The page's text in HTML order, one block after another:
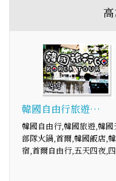
韓國自由行旅遊…
韓國自由行,韓國旅遊,韓國
部隊火鍋,首爾,韓國飯店,
宿,首爾自由行,五天四夜,